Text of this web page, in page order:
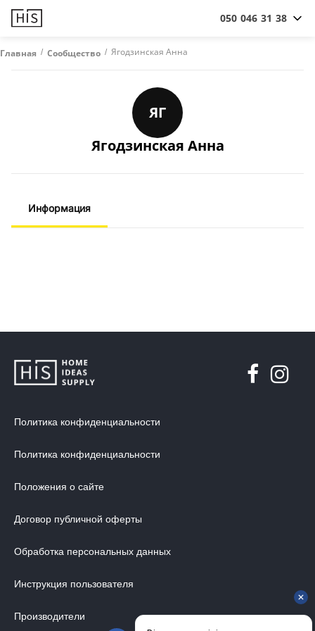
050 046 31 38
Главная / Сообщество / Ягодзинская Анна
ЯГ
Ягодзинская Анна
Информация
Политика конфиденциальности
Политика конфиденциальности
Положения о сайте
Договор публичной оферты
Обработка персональных данных
Инструкция пользователя
Производители